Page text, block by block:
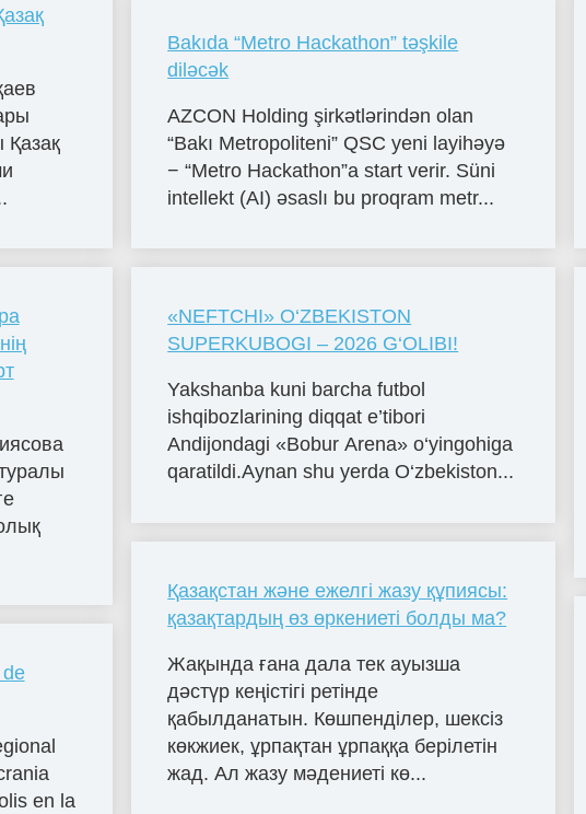
en la
Bakıda “Metro Hackathon” təşkile
diləcək
AZCON Holding şirkətlərindən olan
“Bakı Metropoliteni” QSC yeni layihəyə
− “Metro Hackathon”a start verir. Süni
intellekt (AI) əsaslı bu proqram metr...
«NЕFTCHI» O‘ZBЕKISTON
SUPЕRKUBOGI – 2026 G‘OLIBI!
Yakshanba kuni barcha futbol
ishqibozlarining diqqat e’tibori
Andijondagi «Bobur Arena» o‘yingohiga
qaratildi.Aynan shu yerda O‘zbekiston...
Қазақстан және ежелгі жазу құпиясы:
қазақтардың өз өркениеті болды ма?
Жақында ғана дала тек ауызша
дәстүр кеңістігі ретінде
қабылданатын. Көшпенділер, шексіз
көкжиек, ұрпақтан ұрпаққа берілетін
жад. Ал жазу мәдениеті кө...